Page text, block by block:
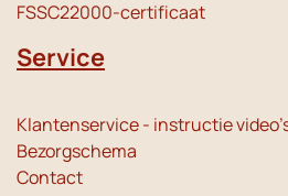
FSSC22000-certificaat
Service
Klantenservice - instructie
Bezorgschema
Contact